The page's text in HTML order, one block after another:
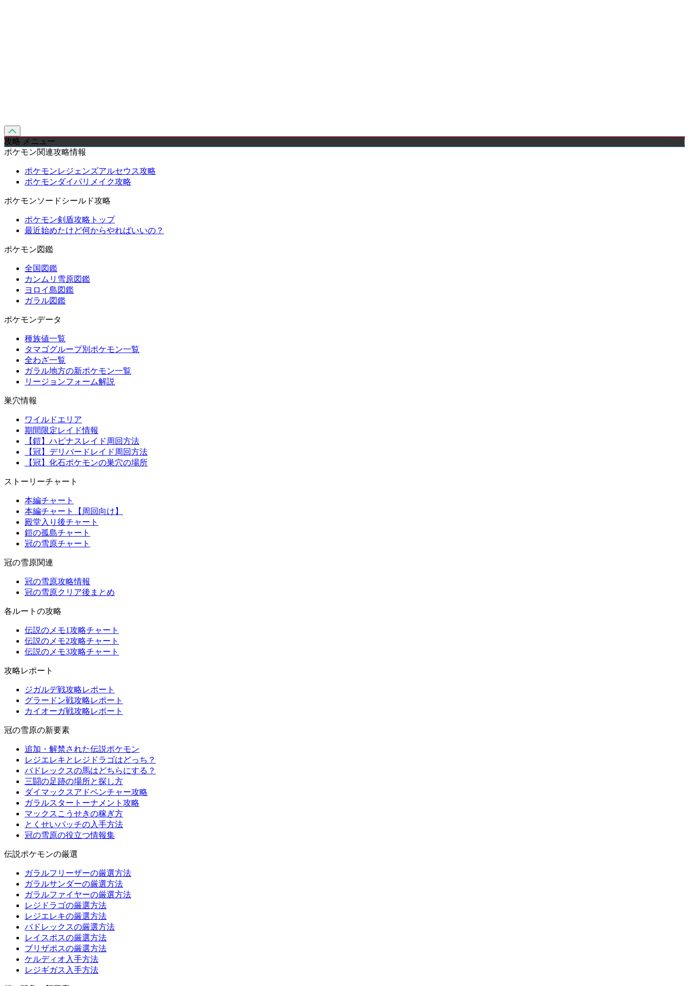
攻略 メニュー
ポケモン関連攻略情報
ポケモンレジェンズアルセウス攻略
ポケモンダイパリメイク攻略
ポケモンソードシールド攻略
ポケモン剣盾攻略トップ
最近始めたけど何からやればいいの？
ポケモン図鑑
全国図鑑
カンムリ雪原図鑑
ヨロイ島図鑑
ガラル図鑑
ポケモンデータ
種族値一覧
タマゴグループ別ポケモン一覧
全わざ一覧
ガラル地方の新ポケモン一覧
リージョンフォーム解説
巣穴情報
ワイルドエリア
期間限定レイド情報
【鎧】ハピナスレイド周回方法
【冠】デリバードレイド周回方法
【冠】化石ポケモンの巣穴の場所
ストーリーチャート
本編チャート
本編チャート【周回向け】
殿堂入り後チャート
鎧の孤島チャート
冠の雪原チャート
冠の雪原関連
冠の雪原攻略情報
冠の雪原クリア後まとめ
各ルートの攻略
伝説のメモ1攻略チャート
伝説のメモ2攻略チャート
伝説のメモ3攻略チャート
攻略レポート
ジガルデ戦攻略レポート
グラードン戦攻略レポート
カイオーガ戦攻略レポート
冠の雪原の新要素
追加・解禁された伝説ポケモン
レジエレキとレジドラゴはどっち？
バドレックスの馬はどちらにする？
三闘の足跡の場所と探し方
ダイマックスアドベンチャー攻略
ガラルスタートーナメント攻略
マックスこうせきの稼ぎ方
とくせいパッチの入手方法
冠の雪原の役立つ情報集
伝説ポケモンの厳選
ガラルフリーザーの厳選方法
ガラルサンダーの厳選方法
ガラルファイヤーの厳選方法
レジドラゴの厳選方法
レジエレキの厳選方法
バドレックスの厳選方法
レイスポスの厳選方法
ブリザポスの厳選方法
ケルディオ入手方法
レジギガス入手方法